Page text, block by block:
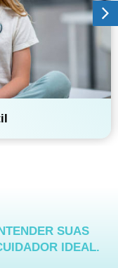
SUAS
IDEAL.